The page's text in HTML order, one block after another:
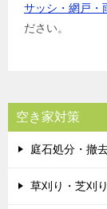
サッシ・網戸・
ださい。
空き家対策
庭石処分・撤
草刈り・芝刈